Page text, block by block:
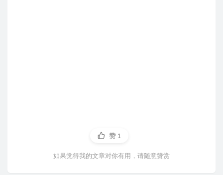
赞 1
如果觉得我的文章对你有用，请随意赞赏